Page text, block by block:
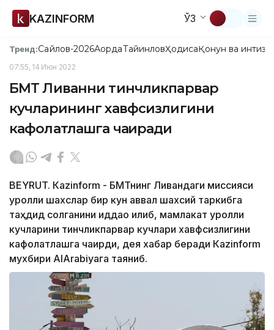
KAZINFORM ЎЗ
Тренд:Сайлов-2026АқордаТайинловҲодисаҚонун ва
07:55, 14 Июн 2022
БМТ Ливанни тинчликпарвар
кучларининг хавфсизлигини
кафолатлашга чақиради
BEYRUT. Кazinform - БМТнинг Ливандаги миссияси
қуролли шахслар бир кун аввал шахсий таркибга
таҳдид солганини иддао қилиб, мамлакат қуролли
кучларини тинчликпарвар кучлари хавфсизлигини
кафолатлашга чақирди, дея хабар беради Кazinform
мухбири АlArabiyaга таяниб.